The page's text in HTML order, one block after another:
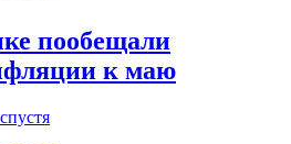
пообещали
к маю